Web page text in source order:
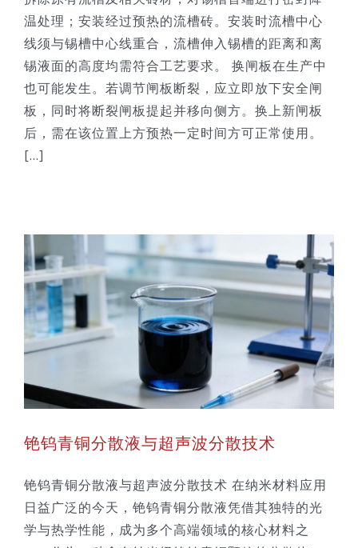
温处理；安装经过预热的流槽砖。安装时流槽中心
线须与锡槽中心线重合，流槽伸入锡槽的距离和离
锡液面的高度均需符合工艺要求。 换闸板在生产中
也可能发生。若调节闸板断裂，应立即放下安全闸
板，同时将断裂闸板提起并移向侧方。换上新闸板
后，需在该位置上方预热一定时间方可正常使用。
[...]
铯钨青铜分散液与超声波分散技术
铯钨青铜分散液与超声波分散技术 在纳米材料应用
日益广泛的今天，铯钨青铜分散液凭借其独特的光
学与热学性能，成为多个高端领域的核心材料之